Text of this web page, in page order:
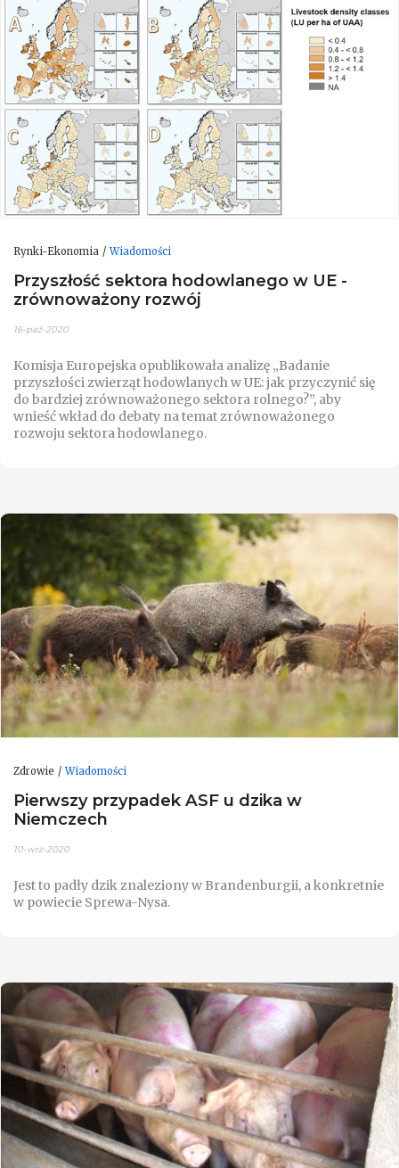
Rynki-Ekonomia Wiadomości
Przyszłość sektora hodowlanego w UE -
zrównoważony rozwój
16-paź-2020
Komisja Europejska opublikowała analizę „Badanie
przyszłości zwierząt hodowlanych w UE: jak przyczynić się
do bardziej zrównoważonego sektora rolnego?”, aby
wnieść wkład do debaty na temat zrównoważonego
rozwoju sektora hodowlanego.
Zdrowie Wiadomości
Pierwszy przypadek ASF u dzika w
Niemczech
10-wrz-2020
Jest to padły dzik znaleziony w Brandenburgii, a konkretnie
w powiecie Sprewa-Nysa.